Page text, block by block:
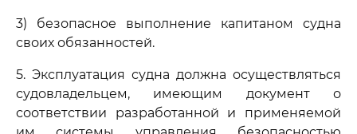
3) безопасное выполнение капитаном судна
своих обязанностей.
5. Эксплуатация судна должна осуществляться
судовладельцем, имеющим документ о
соответствии разработанной и применяемой